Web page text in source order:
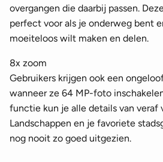
overgangen die daarbij passen.
perfect voor als je onderweg bent
moeiteloos wilt maken en delen.
8x zoom
Gebruikers krijgen ook een
wanneer ze 64 MP-foto
functie kun je alle details van veraf
Landschappen en je favoriete
nog nooit zo goed uitgezien.